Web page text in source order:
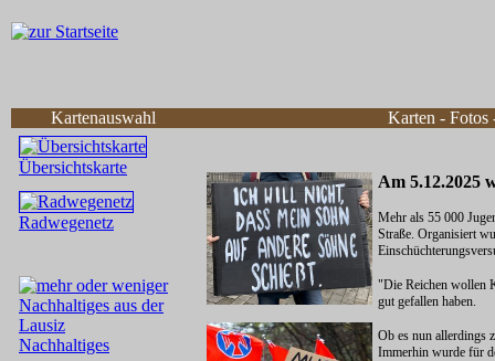
Kartenauswahl Karten - Fotos
Übersichtskarte
Radwegenetz
Nachhaltiges